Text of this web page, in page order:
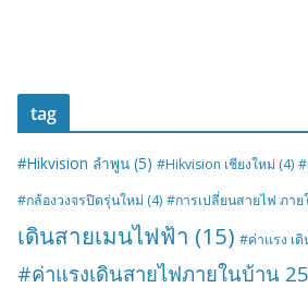
tag
#Hikvision ลำพูน (5) #Hikvision เชียงใหม่ (4)
#กล้องวงจรปิดรุ่นใหม่ (4) #การเปลี่ยนสายไฟ ภาย
เดินสายเมนไฟฟ้า (15) #ค่าแรง เ
#ค่าแรงเดินสายไฟภายในบ้าน